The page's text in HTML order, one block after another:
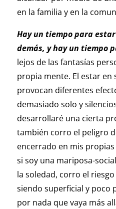
en la familia y en la
Hay un tiempo para
demás, y hay un tiempo
lejos de las fantasías
propia mente. El estar en
provocan diferentes
demasiado solo y
desarrollaré una cierta
también corro el peligro
encerrado en mis propias
si soy una mariposa-
la soledad, corro el
siendo superficial y poco
por nada que vaya más